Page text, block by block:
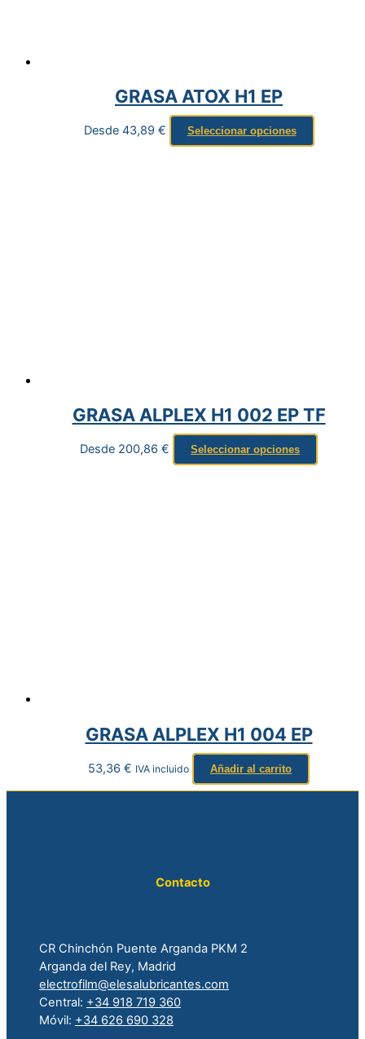
GRASA ATOX H1 EP
Desde 43,89 € Seleccionar opciones
GRASA ALPLEX H1 002 EP TF
Desde 200,86 € Seleccionar opciones
GRASA ALPLEX H1 004 EP
53,36 € IVA incluido Añadir al carrito
Contacto
CR Chinchón Puente Arganda PKM 2
Arganda del Rey, Madrid
electrofilm@elesalubricantes.com
Central: +34 918 719 360
Móvil: +34 626 690 328